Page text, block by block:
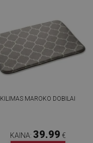
KILIMAS MAROKO DOBILAI
KAINA: 39.99 €